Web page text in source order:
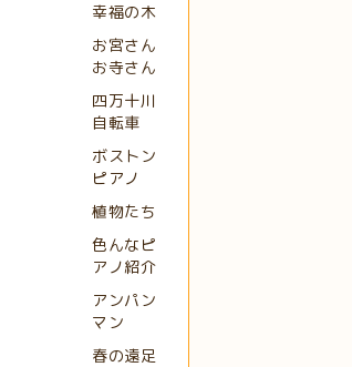
幸福の木
お宮さん
お寺さん
四万十川
自転車
ボストン
ピアノ
植物たち
色んなピ
アノ紹介
アンパン
マン
春の遠足